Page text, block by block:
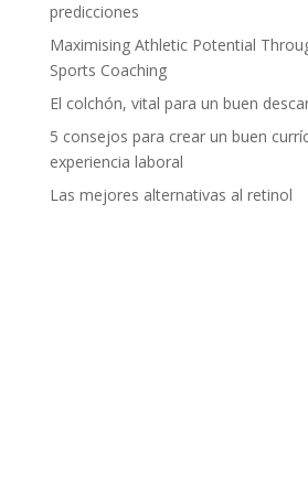
predicciones
Maximising Athletic Potential
Sports Coaching
El colchón, vital para un buen
5 consejos para crear un buen
experiencia laboral
Las mejores alternativas al retinol